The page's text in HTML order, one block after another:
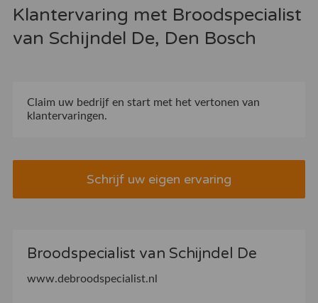
Klantervaring met Broodspecialist
van Schijndel De, Den Bosch
Claim uw bedrijfen start met het vertonen van
klantervaringen.
Schrijf uw eigen ervaring
Broodspecialist van Schijndel De
www.debroodspecialist.nl